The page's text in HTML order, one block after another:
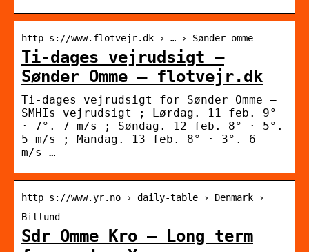
http s://www.flotvejr.dk › … › Sønder omme
Ti-dages vejrudsigt –
Sønder Omme – flotvejr.dk
Ti-dages vejrudsigt for Sønder Omme –
SMHIs vejrudsigt ; Lørdag. 11 feb. 9°
· 7°. 7 m/s ; Søndag. 12 feb. 8° · 5°.
5 m/s ; Mandag. 13 feb. 8° · 3°. 6
m/s …
http s://www.yr.no › daily-table › Denmark ›
Billund
Sdr Omme Kro – Long term